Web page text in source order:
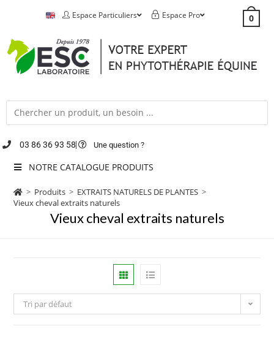
Espace Particuliers Espace Pro 0
03 86 36 93 58 Une question ?
NOTRE CATALOGUE PRODUITS
> Produits > EXTRAITS NATURELS DE PLANTES >
Vieux cheval extraits naturels
Vieux cheval extraits naturels
Tri par défaut